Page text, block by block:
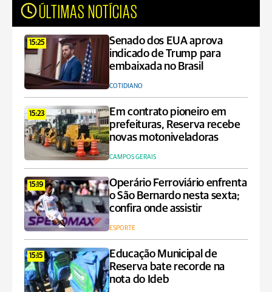
ÚLTIMAS NOTÍCIAS
15:25
Senado dos EUA aprova
indicado de Trump para
embaixada no Brasil
COTIDIANO
15:23
Em contrato pioneiro em
prefeituras, Reserva recebe
novas motoniveladoras
CAMPOS GERAIS
15:19
Operário Ferroviário enfrenta
o São Bernardo nesta sexta;
confira onde assistir
ESPORTE
15:15
Educação Municipal de
Reserva bate recorde na
nota do Ideb